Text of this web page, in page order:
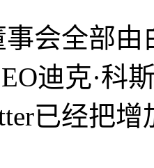
事会全部
迪克·科
已经把